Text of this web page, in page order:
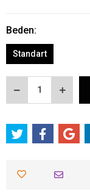
Beden:
Standart